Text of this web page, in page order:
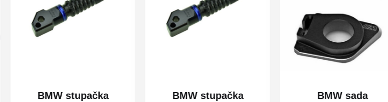
BMW stupačka
BMW stupačka
BMW sada